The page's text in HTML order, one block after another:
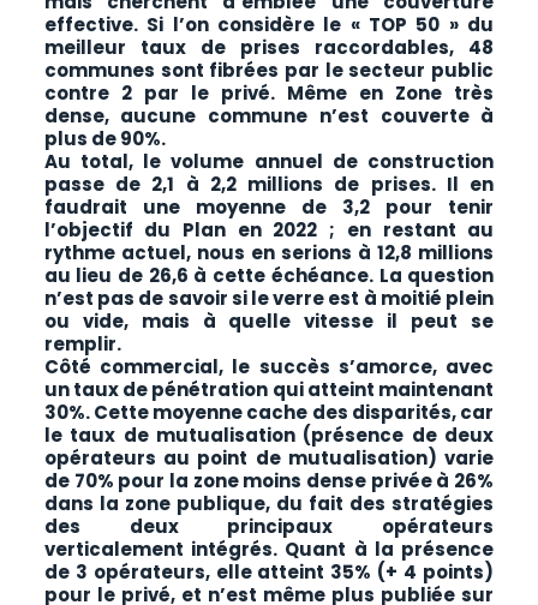
effective. Si l’on considère le « TOP 50 » du
meilleur taux de prises raccordables, 48
communes sont fibrées par le secteur public
contre 2 par le privé. Même en Zone très
dense, aucune commune n’est couverte à
plus de 90%.
Au total, le volume annuel de construction
passe de 2,1 à 2,2 millions de prises. Il en
faudrait une moyenne de 3,2 pour tenir
l’objectif du Plan en 2022 ; en restant au
rythme actuel, nous en serions à 12,8 millions
au lieu de 26,6 à cette échéance. La question
n’est pas de savoir si le verre est à moitié plein
ou vide, mais à quelle vitesse il peut se
remplir.
Côté commercial, le succès s’amorce, avec
un taux de pénétration qui atteint maintenant
30%. Cette moyenne cache des disparités, car
le taux de mutualisation (présence de deux
opérateurs au point de mutualisation) varie
de 70% pour la zone moins dense privée à 26%
dans la zone publique, du fait des stratégies
des deux principaux opérateurs
verticalement intégrés. Quant à la présence
de 3 opérateurs, elle atteint 35% (+ 4 points)
pour le privé, et n’est même plus publiée sur